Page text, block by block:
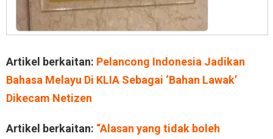
Artikel berkaitan: Pelancong Indonesia Jadikan
Bahasa Melayu Di KLIA Sebagai ‘Bahan Lawak’
Dikecam Netizen
Artikel berkaitan: “Alasan yang tidak boleh